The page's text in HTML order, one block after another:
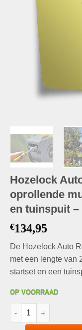
Hozelock
oprollende
en tuinspuit
€134,95
De Hozelock Auto
met een lengte van
startset en een
OP VOORRAAD
Hozelock Auto